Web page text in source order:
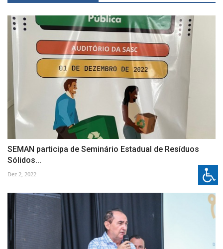
SEMAN participa de Seminário Estadual de Resíduos
Sólidos...
Dez 2, 2022